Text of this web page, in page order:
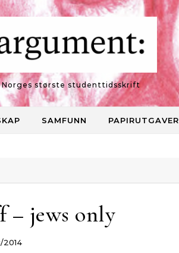
Norges største studenttidsskrift
SAMFUNN PAPIRUTGAVER
– jews only